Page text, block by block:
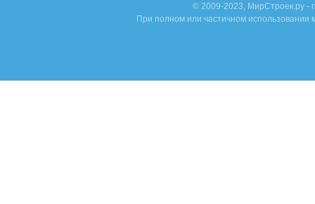
© 2009-2023, МирСтроек.ру -
При полном или частичном использовании